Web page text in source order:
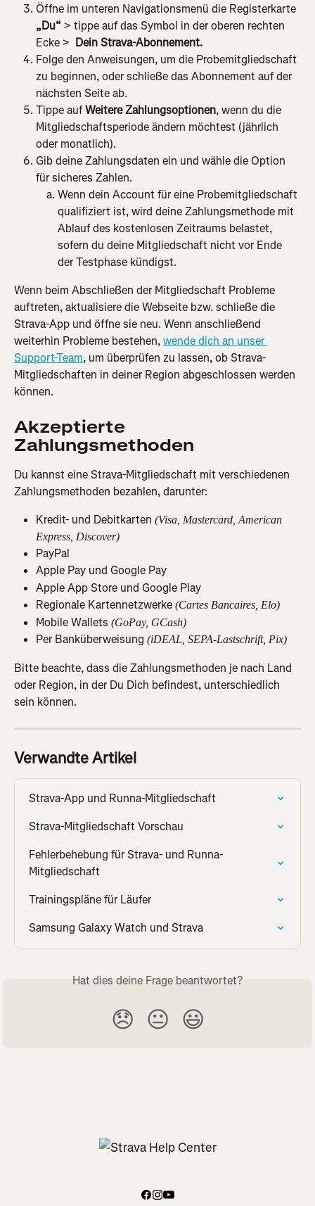
Öffne im unteren Navigationsmenü die Registerkarte
„Du“ > tippe auf das Symbol in der oberen rechten
Ecke > Dein Strava-Abonnement.
Folge den Anweisungen, um die Probemitgliedschaft
zu beginnen, oder schließe das Abonnement auf der
nächsten Seite ab.
Tippe auf Weitere Zahlungsoptionen, wenn du die
Mitgliedschaftsperiode ändern möchtest (jährlich
oder monatlich).
Gib deine Zahlungsdaten ein und wähle die Option
für sicheres Zahlen.
Wenn dein Account für eine Probemitgliedschaft
qualifiziert ist, wird deine Zahlungsmethode mit
Ablauf des kostenlosen Zeitraums belastet,
sofern du deine Mitgliedschaft nicht vor Ende
der Testphase kündigst.
Wenn beim Abschließen der Mitgliedschaft Probleme
auftreten, aktualisiere die Webseite bzw. schließe die
Strava-App und öffne sie neu. Wenn anschließend
weiterhin Probleme bestehen, wende dich an unser
Support-Team, um überprüfen zu lassen, ob Strava-
Mitgliedschaften in deiner Region abgeschlossen werden
können.
Akzeptierte
Zahlungsmethoden
Du kannst eine Strava-Mitgliedschaft mit verschiedenen
Zahlungsmethoden bezahlen, darunter:
Kredit- und Debitkarten (Visa, Mastercard, American
Express, Discover)
PayPal
Apple Pay und Google Pay
Apple App Store und Google Play
Regionale Kartennetzwerke (Cartes Bancaires, Elo)
Mobile Wallets (GoPay, GCash)
Per Banküberweisung (iDEAL, SEPA-Lastschrift, Pix)
Bitte beachte, dass die Zahlungsmethoden je nach Land
oder Region, in der Du Dich befindest, unterschiedlich
sein können.
Verwandte Artikel
Strava-App und Runna-Mitgliedschaft
Strava-Mitgliedschaft Vorschau
Fehlerbehebung für Strava- und Runna-
Mitgliedschaft
Trainingspläne für Läufer
Samsung Galaxy Watch und Strava
Hat dies deine Frage beantwortet?
😞 😐 😃